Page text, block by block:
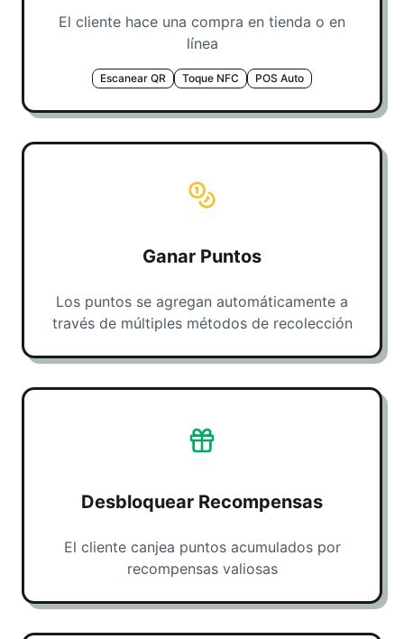
El cliente hace una compra en tienda o en
línea
Escanear QR Toque NFC POS Auto
Ganar Puntos
Los puntos se agregan automáticamente a
través de múltiples métodos de recolección
Desbloquear Recompensas
El cliente canjea puntos acumulados por
recompensas valiosas